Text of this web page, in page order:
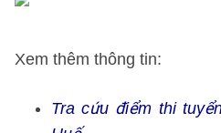
Xem thêm thông tin:
Tra cứu điểm thi